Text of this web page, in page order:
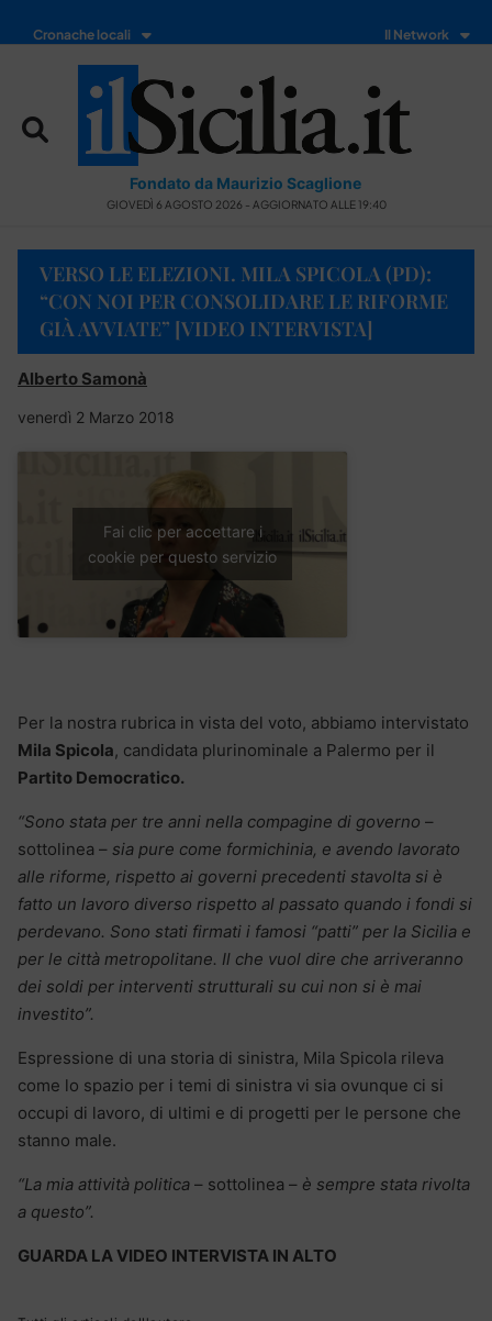
Cronache locali Il Network
Fondato da Maurizio Scaglione
GIOVEDÌ 6 AGOSTO 2026 - AGGIORNATO ALLE 19:40
VERSO LE ELEZIONI. MILA SPICOLA (PD):
“CON NOI PER CONSOLIDARE LE RIFORME
GIÀ AVVIATE” [VIDEO INTERVISTA]
Alberto Samonà
venerdì 2 Marzo 2018
Fai clic per accettare i
cookie per questo servizio
Per la nostra rubrica in vista del voto, abbiamo intervistato
Mila Spicola, candidata plurinominale a Palermo per il
Partito Democratico.
“Sono stata per tre anni nella compagine di governo –
sottolinea – sia pure come formichinia, e avendo lavorato
alle riforme, rispetto ai governi precedenti stavolta si è
fatto un lavoro diverso rispetto al passato quando i fondi si
perdevano. Sono stati firmati i famosi “patti” per la Sicilia e
per le città metropolitane. Il che vuol dire che arriveranno
dei soldi per interventi strutturali su cui non si è mai
investito”.
Espressione di una storia di sinistra, Mila Spicola rileva
come lo spazio per i temi di sinistra vi sia ovunque ci si
occupi di lavoro, di ultimi e di progetti per le persone che
stanno male.
“La mia attività politica – sottolinea – è sempre stata rivolta
a questo”.
GUARDA LA VIDEO INTERVISTA IN ALTO